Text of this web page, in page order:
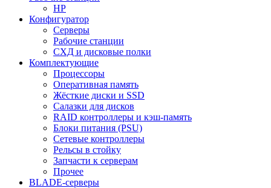
HP
Конфигуратор
Серверы
Рабочие станции
СХД и дисковые полки
Комплектующие
Процессоры
Оперативная память
Жёсткие диски и SSD
Салазки для дисков
RAID контроллеры и кэш-память
Блоки питания (PSU)
Сетевые контроллеры
Рельсы в стойку
Запчасти к серверам
Прочее
BLADE-серверы